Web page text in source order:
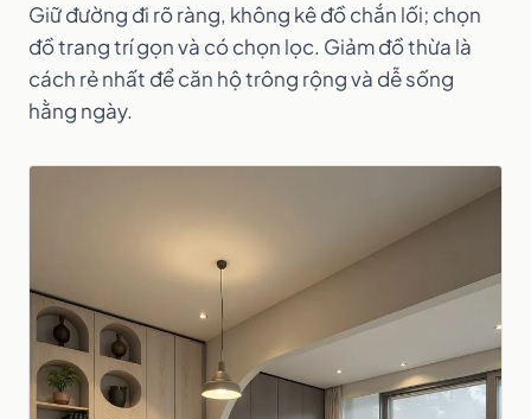
Giữ đường đi rõ ràng, không kê đồ chắn lối; chọn
đồ trang trí gọn và có chọn lọc. Giảm đồ thừa là
cách rẻ nhất để căn hộ trông rộng và dễ sống
hằng ngày.